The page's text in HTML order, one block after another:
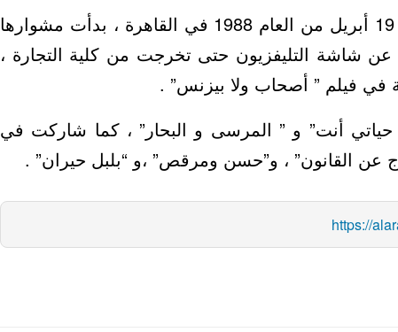
أما الفنانة شيرين عادل فقد ولدت في 19 أبريل من العام 1988 في القاهرة ، بدأت مشوارها
شاشة التليفزيون حتى تخرجت من كلية التجارة ،
في فيلم ” أصحاب ولا بيزنس” .
أنت” و ” المرسى و البحار” ، كما شاركت في
عن القانون” ، و”حسن ومرقص” ،و “بلبل حيران” .
https://